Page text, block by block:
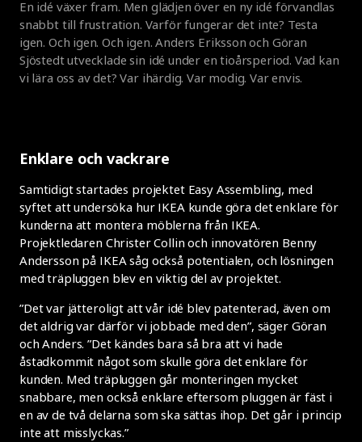
En idé växer fram. Men glädjen över en ny idé förvandlas
snabbt till frustration. Varför fungerar det inte? Testa
igen. Och igen. Och igen. Anders Eriksson och Göran
Sjöstedt utvecklade sin idé under en tioårsperiod. Vad kan
vi lära oss av det? Var ihärdig. Var modig. Var envis.
Enklare och vackrare
Samtidigt startades projektet Easy Assembling, med
syftet att undersöka hur IKEA kunde göra det enklare för
kunderna att montera möblerna från IKEA.
Projektledaren Christer Collin och innovatören Benny
Andersson på IKEA såg också potentialen, och lösningen
med träpluggen blev en viktig del av projektet.
”Det var jätteroligt att vår idé blev patenterad, även om
det aldrig var därför vi jobbade med den”, säger Göran
och Anders. ”Det kändes bara så bra att vi hade
åstadkommit något som skulle göra det enklare för
kunden. Med träpluggen går monteringen mycket
snabbare, men också enklare eftersom pluggen är fäst i
en av de två delarna som ska sättas ihop. Det går i princip
inte att misslyckas.”